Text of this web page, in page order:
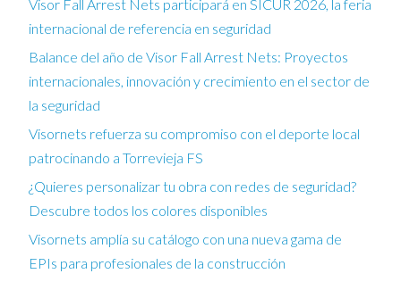
Visor Fall Arrest Nets participará en SICUR 2026, la feria
internacional de referencia en seguridad
Balance del año de Visor Fall Arrest Nets: Proyectos
internacionales, innovación y crecimiento en el sector de
la seguridad
Visornets refuerza su compromiso con el deporte local
patrocinando a Torrevieja FS
¿Quieres personalizar tu obra con redes de seguridad?
Descubre todos los colores disponibles
Visornets amplía su catálogo con una nueva gama de
EPIs para profesionales de la construcción